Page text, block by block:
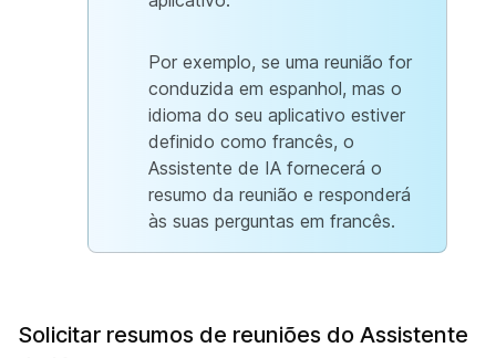
Por exemplo, se uma reunião for
conduzida em espanhol, mas o
idioma do seu aplicativo estiver
definido como francês, o
Assistente de IA fornecerá o
resumo da reunião e responderá
às suas perguntas em francês.
Solicitar resumos de reuniões do Assistente